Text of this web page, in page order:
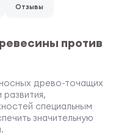
Отзывы
против
древо-точащих
специальным
значительную